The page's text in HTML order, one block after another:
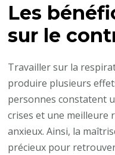
Les
sur le
Travailler sur la
produire plusieurs
personnes constatent
crises et une meilleure
anxieux. Ainsi, la
précieux pour